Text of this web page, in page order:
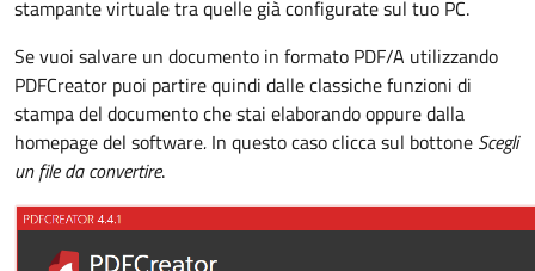
stampante virtuale tra quelle già configurate sul tuo PC.
Se vuoi salvare un documento in formato PDF/A utilizzando
PDFCreator puoi partire quindi dalle classiche funzioni di
stampa del documento che stai elaborando oppure dalla
homepage del software. In questo caso clicca sul bottone Scegli
un file da convertire.